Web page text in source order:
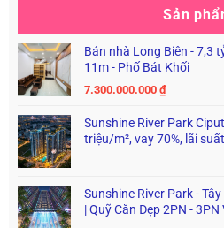
Sản
Bán nhà Long Biên - 7,3
11m - Phố Bát Khối
7.300.000.000 ₫
Sunshine River Park
triệu/m², vay 70%, lãi
Sunshine River Park -
| Quỹ Căn Đẹp 2PN -